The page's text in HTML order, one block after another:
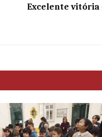
Excelente vitória